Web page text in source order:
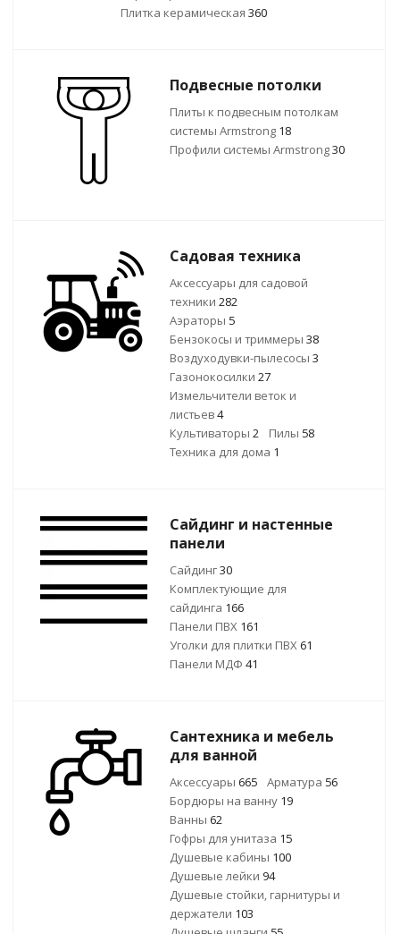
Плитка керамическая 360
Подвесные потолки
Плиты к подвесным потолкам
системы Armstrong 18
Профили системы Armstrong30
Садовая техника
Аксессуары для садовой
техники 282
Аэраторы 5
Бензокосы и триммеры 38
Воздуходувки-пылесосы 3
Газонокосилки 27
Измельчители веток и
листьев4
Культиваторы 2 Пилы 58
Техника для дома 1
Сайдинг и настенные
панели
Сайдинг30
Комплектующие для
сайдинга 166
Панели ПВХ 161
Уголки для плитки ПВХ61
Панели МДФ 41
Сантехника и мебель
для ванной
Аксессуары 665 Арматура 56
Бордюры на ванну 19
Ванны 62
Гофры для унитаза 15
Душевые кабины 100
Душевые лейки 94
Душевые стойки, гарнитуры и
держатели 103